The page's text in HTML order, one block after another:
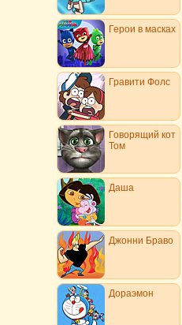
Герои в масках
Гравити Фолс
Говорящий кот
Том
Даша
Джонни Браво
Дораэмон